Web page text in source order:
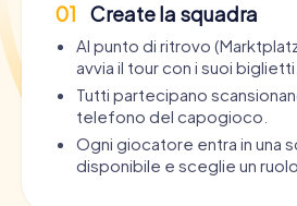
01 Create la squadra
Al punto di ritrovo
avvia il tour con i suoi biglietti.
Tutti partecipano
telefono del capogioco.
Ogni giocatore entra in una
disponibile e sceglie un ruolo.